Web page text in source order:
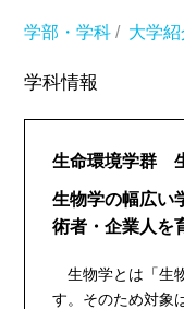
学部・学科 / 大学紹
学科情報
生命環境学群
生物学の幅広い
術者・企業人を
生物学とは「生
す。そのため対象